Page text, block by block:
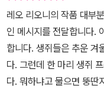
꾸 의지하는거지?' 등의
고 심적으로 힘들게 했던
조금 다른 사람일 뿐이라
상대에게 자신의 일을 전
라 꼽을만 했지만 분명 그
레오 리오니의 작품 대부
인 메시지를 전달합니다.
합니다. 생쥐들은 추운 겨
다. 그런데 한 마리 생쥐
다. 뭐하냐고 물으면 뚱딴